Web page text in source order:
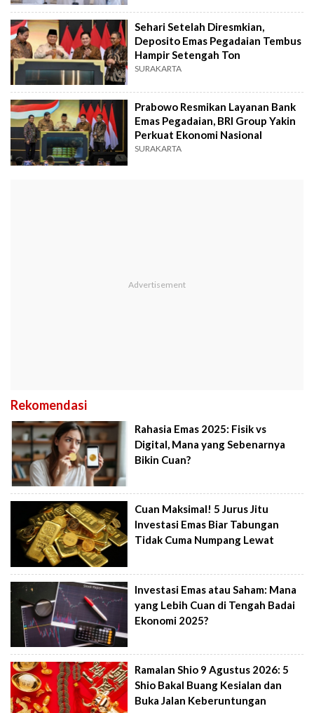
Sehari Setelah Diresmkian,
Deposito Emas Pegadaian Tembus
Hampir Setengah Ton
SURAKARTA
Prabowo Resmikan Layanan Bank
Emas Pegadaian, BRI Group Yakin
Perkuat Ekonomi Nasional
SURAKARTA
Rekomendasi
Rahasia Emas 2025: Fisik vs
Digital, Mana yang Sebenarnya
Bikin Cuan?
Cuan Maksimal! 5 Jurus Jitu
Investasi Emas Biar Tabungan
Tidak Cuma Numpang Lewat
Investasi Emas atau Saham: Mana
yang Lebih Cuan di Tengah Badai
Ekonomi 2025?
Ramalan Shio 9 Agustus 2026: 5
Shio Bakal Buang Kesialan dan
Buka Jalan Keberuntungan